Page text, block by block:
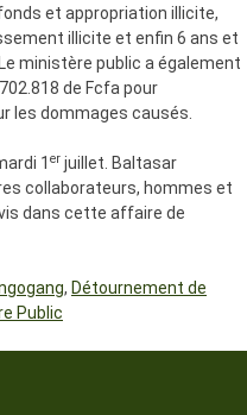
et appropriation illicite,
illicite et enfin 6 ans et
ministère public a également
de Fcfa pour
les dommages causés.
1 er juillet. Baltasar
collaborateurs, hommes et
dans cette affaire de
, Détournement de
Public